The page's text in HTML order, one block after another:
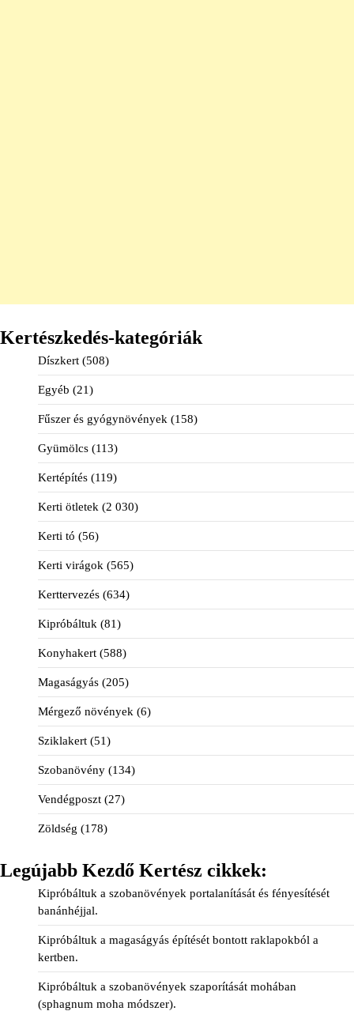
Kertészkedés-kategóriák
Díszkert (508)
Egyéb (21)
Fűszer és gyógynövények (158)
Gyümölcs (113)
Kertépítés (119)
Kerti ötletek (2 030)
Kerti tó (56)
Kerti virágok (565)
Kerttervezés (634)
Kipróbáltuk (81)
Konyhakert (588)
Magaságyás (205)
Mérgező növények (6)
Sziklakert (51)
Szobanövény (134)
Vendégposzt (27)
Zöldség (178)
Legújabb Kezdő Kertész cikkek:
Kipróbáltuk a szobanövények portalanítását és fényesítését
banánhéjjal.
Kipróbáltuk a magaságyás építését bontott raklapokból a
kertben.
Kipróbáltuk a szobanövények szaporítását mohában
(sphagnum moha módszer).